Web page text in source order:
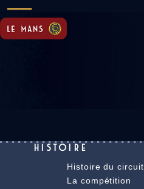
HISTOIRE
Histoire du circuit
La compétition